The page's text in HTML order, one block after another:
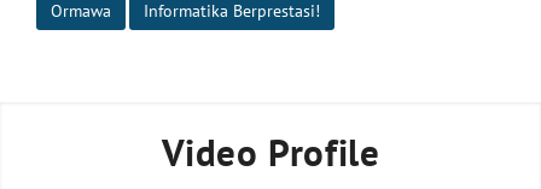
Ormawa
Informatika Berprestasi!
Video Profile